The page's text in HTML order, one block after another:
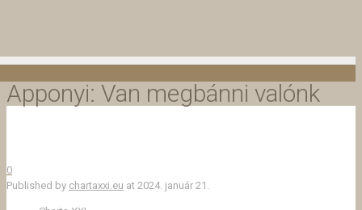
Apponyi: Van megbánni valónk
0
Published by chartaxxi.eu at 2024. január 21.